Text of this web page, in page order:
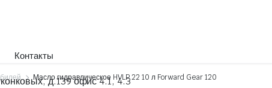
д.139 офис 4.1, 4.3
Контакты
Масло гидравлическое HVLP 22 10 л Forward Gear 120